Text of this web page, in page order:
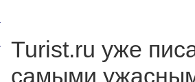
Turist.ru уже
самыми